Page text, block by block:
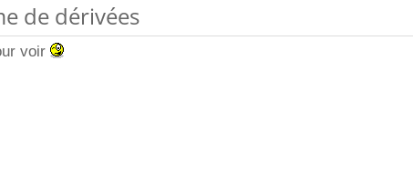
de dérivées
voir